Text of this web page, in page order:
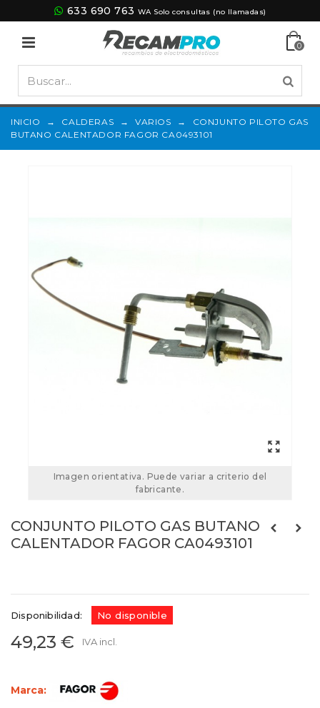
633 690 763 WA Solo consultas (no llamadas)
0
INICIO → CALDERAS → VARIOS →
CONJUNTO PILOTO GAS
BUTANO CALENTADOR FAGOR CA0493101
Imagen orientativa. Puede variar a criterio del
fabricante.
CONJUNTO PILOTO GAS BUTANO
CALENTADOR FAGOR CA0493101
Disponibilidad: No disponible
49,23 € IVA incl.
Marca: